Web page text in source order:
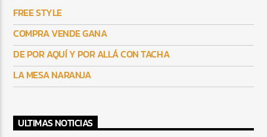
FREE STYLE
COMPRA VENDE GANA
DE POR AQUÍ Y POR ALLÁ CON TACHA
LA MESA NARANJA
ULTIMAS NOTICIAS